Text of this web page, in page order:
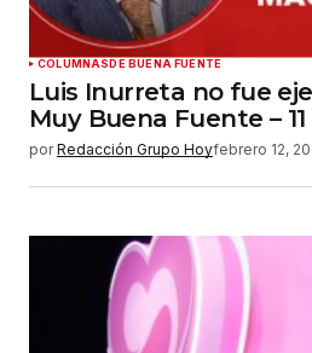
Enviar comentario
COLUMNASDE BUENA FUENTE
Luis Inurreta no fue
Muy Buena Fuente –
por Redacción Grupo Hoyfebrero 12,